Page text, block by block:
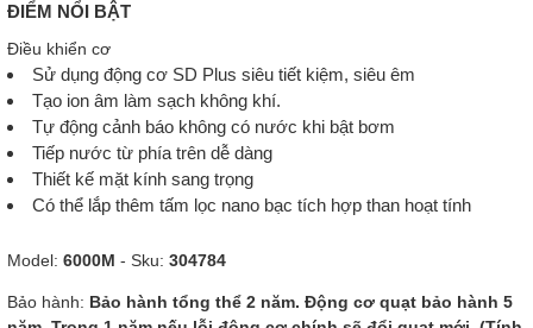
ĐIỂM NỔI BẬT
Điều khiển cơ
Sử dụng động cơ SD Plus siêu tiết kiệm, siêu êm
Tạo ion âm làm sạch không khí.
Tự động cảnh báo không có nước khi bật bơm
Tiếp nước từ phía trên dễ dàng
Thiết kế mặt kính sang trọng
Có thể lắp thêm tấm lọc nano bạc tích hợp than hoạt tính
Model: 6000M - Sku: 304784
Bảo hành: Bảo hành tổng thể 2 năm. Động cơ quạt bảo hành 5